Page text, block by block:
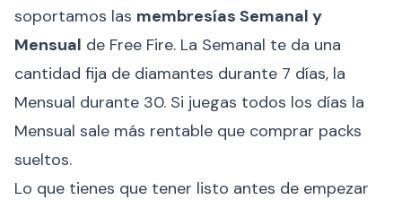
soportamos las membresías Semanal y
Mensual de Free Fire. La Semanal te da una
cantidad fija de diamantes durante 7 días, la
Mensual durante 30. Si juegas todos los días la
Mensual sale más rentable que comprar packs
sueltos.
Lo que tienes que tener listo antes de empezar